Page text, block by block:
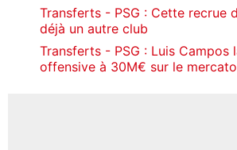
Transferts - PSG : Cette recrue
déjà un autre club
Transferts - PSG : Luis Campos
offensive à 30M€ sur le mercato